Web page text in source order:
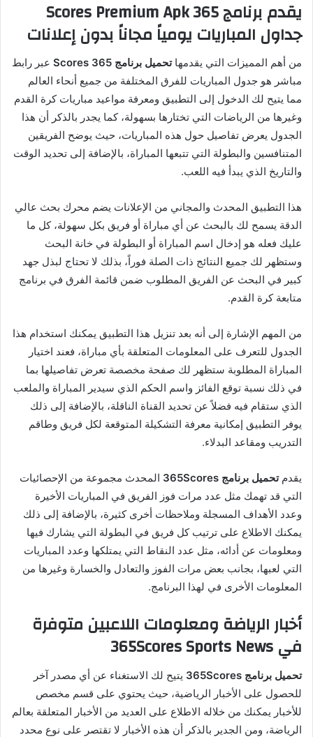
يقدم برنامج 365 Scores Premium Apk
جداول المباريات يومياً مجاناً بدون إعلانات
من أهم المميزات التي يقدمهاتحميل برنامج 365 Scores
عبر رابط
مباشر هو جدول المباريات للفرق المختلفة من جميع أنحاء العالم
مما يتيح لك الدخول إلى التطبيق ومعرفة مواعيد مباريات كرة القدم
وغيرها من الرياضات التي تختارها بسهولة، كما يجدر بالذكر أن هذا
الجدول يعرض تفاصيل حول هذه المباريات، حيث يوضح الفريقين
المتنافسين والبطولة التي تتبعها المباراة، بالإضافة إلى تحديد الوقت
والتاريخ الذي يبدأ فيه اللعب.
هذا التطبيق المحدث والمجاني من الإعلانات يضم محرك بحث عالي
الدقة يسمح لك بالبحث عن أي مباراة أو فريق بكل سهولة، كل ما
عليك فعله هو إدخال اسم المباراة أو البطولة في خانة البحث
وستظهر لك جميع النتائج ذات الصلة فوراً، بذلك لا تحتاج لبذل جهد
كبير في البحث عن الفريق المطلوب ضمن قائمة الفرق في برنامج
متابعة كرة القدم.
من المهم الإشارة إلى أنه بعد تنزيل هذا التطبيق يمكنك استخدام هذا
الجدول للتعرف على المعلومات المتعلقة بأي مباراة، فعند اختيار
المباراة المطلوبة ستظهر لك صفحة مخصصة تعرض تفاصيلها بما
في ذلك نسبة توقع الفائز واسم الحكم الذي سيدير المباراة والملعب
الذي ستقام فيه فضلاً عن تحديد القناة الناقلة، بالإضافة إلى ذلك
يوفر التطبيق إمكانية معرفة التشكيلة المتوقعة لكل فريق وطاقم
التدريب ومقاعد البدلاء.
يقدمتحميل برنامج 365Scores
المحدث مجموعة من الإحصائيات
التي قد تهمك مثل عدد مرات فوز الفريق في المباريات الأخيرة
وعدد الأهداف المسجلة وملاحظات أخرى كثيرة، بالإضافة إلى ذلك
يمكنك الاطلاع على ترتيب كل فريق في البطولة التي يشارك فيها
ومعلومات عن أدائه، مثل عدد النقاط التي يمتلكها وعدد المباريات
التي لعبها، بجانب بعض مرات الفوز والتعادل والخسارة وغيرها من
المعلومات الأخرى في لهذا البرنامج.
أخبار الرياضة ومعلومات اللاعبين متوفرة
في 365Scores Sports News
تحميل برنامج 365Scores
يتيح لك الاستغناء عن أي مصدر آخر
للحصول على الأخبار الرياضية، حيث يحتوي على قسم مخصص
للأخبار يمكنك من خلاله الاطلاع على العديد من الأخبار المتعلقة بعالم
الرياضة، ومن الجدير بالذكر أن هذه الأخبار لا تقتصر على نوع محدد